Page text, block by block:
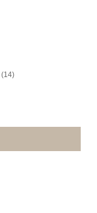
(14)